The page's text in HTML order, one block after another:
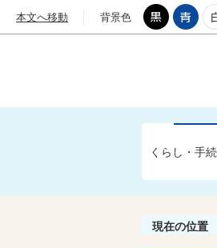
本文へ移動 背景色
くらし・手
現在の位置